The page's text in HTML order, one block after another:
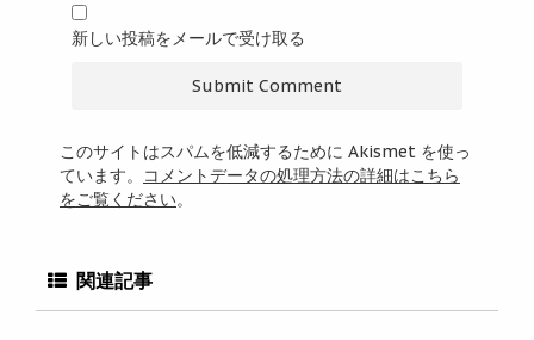
新しい投稿をメールで受け取る
このサイトはスパムを低減するために Akismet を使っ
ています。
コメントデータの処理方法の詳細はこちら
をご覧ください。
関連記事